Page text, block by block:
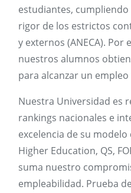
estudiantes,
rigor de los estrictos
y externos (ANECA). Por
nuestros alumnos
para alcanzar un
Nuestra Universidad es
rankings nacionales e
excelencia de su modelo
Higher Education, QS,
suma nuestro
empleabilidad. Prueba